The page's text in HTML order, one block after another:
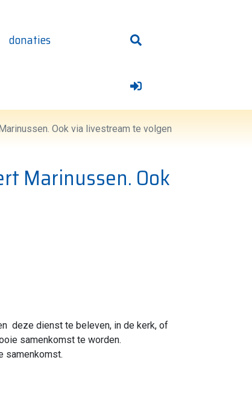
donaties
Ook via livestream te volgen
Marinussen. Ook
deze dienst te beleven, in de kerk, of
samenkomst te worden.
samenkomst.